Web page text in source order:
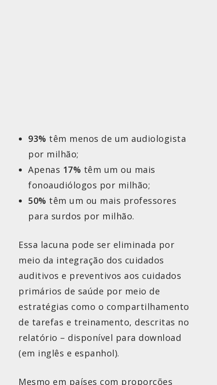
93% têm menos de um audiologista
por milhão;
Apenas 17% têm um ou mais
fonoaudiólogos por milhão;
50% têm um ou mais professores
para surdos por milhão.
Essa lacuna pode ser eliminada por
meio da integração dos cuidados
auditivos e preventivos aos cuidados
primários de saúde por meio de
estratégias como o compartilhamento
de tarefas e treinamento, descritas no
relatório – disponível para download
(em inglês e espanhol).
Mesmo em países com proporções